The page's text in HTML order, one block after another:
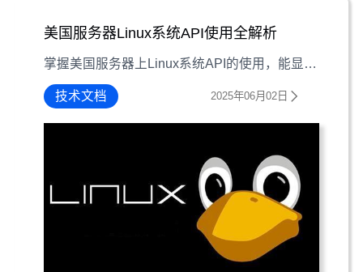
美国服务器Linux系统API使用全解析
掌握美国服务器上Linux系统API的使用，能显著提升应用开发与服务器管理效率。本文详解基础概念、常用API操作及注意事项，助您高效调用系统服务。
技术文档 2025年06月02日